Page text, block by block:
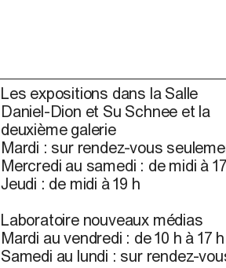
Les expositions dans la Salle
Daniel-Dion et Su Schnee et la
deuxième galerie
Mardi : sur rendez-vous
Mercredi au samedi : de midi à
Jeudi : de midi à 19 h
Laboratoire nouveaux médias
Mardi au vendredi : de 10 h à 17 h
Samedi au lundi : sur rendez-